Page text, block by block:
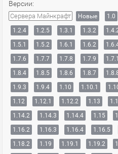
Версии:
Сервера Майнкрафт Новые 1.0
1.2.4
1.2.5 1.3.1 1.3.2
1.5.1
1.5.2 1.6.1 1.6.2
1.7.6
1.7.7 1.7.8 1.7.9
1.8.4
1.8.5 1.8.6 1.8.7
1.9.3
1.9.4 1.10 1.10.1
1.12
1.12.1 1.12.2 1.13
1.14.2
1.14.3 1.14.4 1.15
1.16.2
1.16.3 1.16.4 1.16.5
1.18.2
1.19 1.19.1 1.19.2